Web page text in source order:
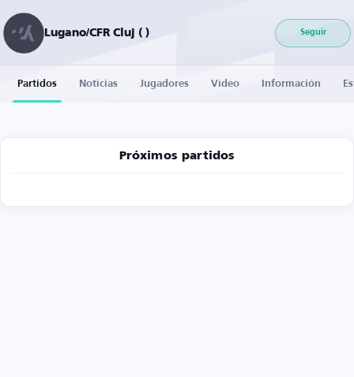
Lugano/CFR Cluj ( ) Seguir
Partidos Noticias Jugadores Vídeo Información
Próximos partidos